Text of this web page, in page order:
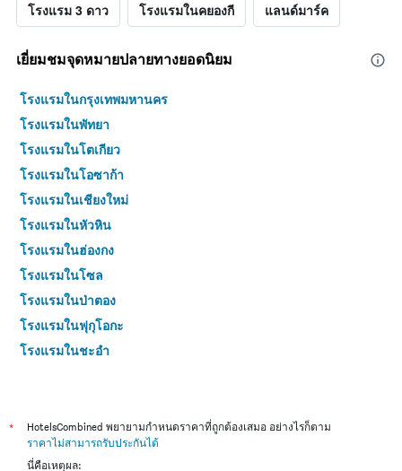
โรงแรม 3 ดาว โรงแรมในคยองกี แลนด์มาร์ค
เยี่ยมชมจุดหมายปลายทางยอดนิยม
โรงแรมในกรุงเทพมหานคร
โรงแรมในพัทยา
โรงแรมในโตเกียว
โรงแรมในโอซาก้า
โรงแรมในเชียงใหม่
โรงแรมในหัวหิน
โรงแรมในฮ่องกง
โรงแรมในโซล
โรงแรมในป่าตอง
โรงแรมในฟุกุโอกะ
โรงแรมในชะอำ
โรงแรมในเกาะสมุย
โรงแรมในเซี่ยงไฮ้
*
HotelsCombined พยายามกำหนดราคาที่ถูกต้องเสมอ อย่างไรก็ตาม
ราคาไม่สามารถรับประกันได้
นี่คือเหตุผล: